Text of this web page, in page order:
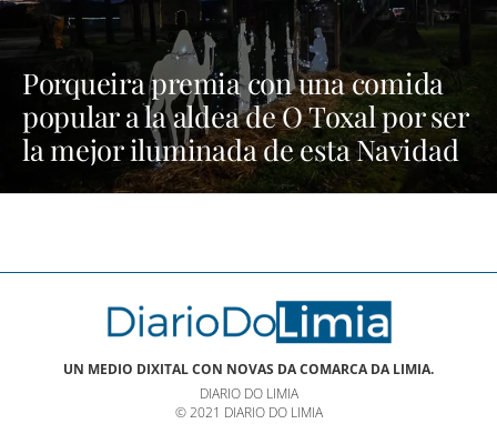
Porqueira premia con una comida
popular a la aldea de O Toxal por ser
la mejor iluminada de esta Navidad
UN MEDIO DIXITAL CON NOVAS DA COMARCA DA LIMIA.
DIARIO DO LIMIA
© 2021 DIARIO DO LIMIA